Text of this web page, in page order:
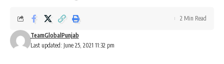
Last updated: June 25, 2021 11:32 pm
TeamGlobalPunjab
2 Min Read